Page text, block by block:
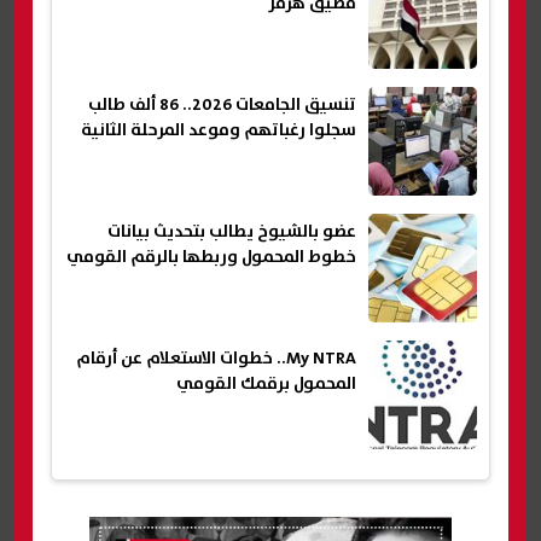
تنسيق الجامعات 2026.. 86 ألف طالب
سجلوا رغباتهم وموعد المرحلة الثانية
عضو بالشيوخ يطالب بتحديث بيانات
خطوط المحمول وربطها بالرقم القومي
My NTRA.. خطوات الاستعلام عن أرقام
المحمول برقمك القومي